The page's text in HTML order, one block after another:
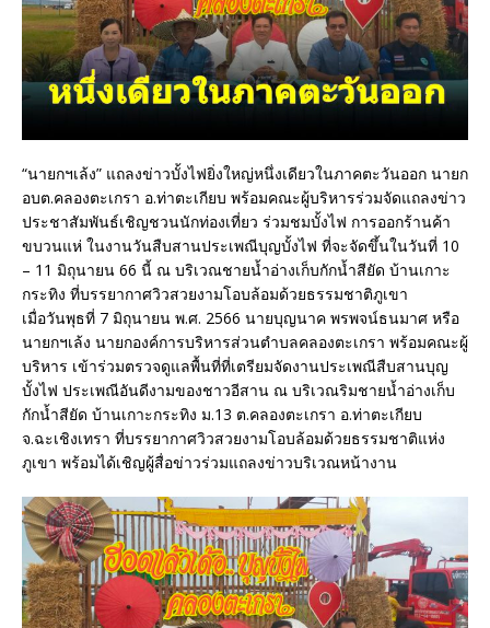
“นายกฯเล้ง” แถลงข่าวบั้งไฟยิ่งใหญ่หนึ่งเดียวในภาคตะวันออก นายก
อบต.คลองตะเกรา อ.ท่าตะเกียบ พร้อมคณะผู้บริหารร่วมจัดแถลงข่าว
ประชาสัมพันธ์เชิญชวนนักท่องเที่ยว ร่วมชมบั้งไฟ การออกร้านค้า
ขบวนแห่ ในงานวันสืบสานประเพณีบุญบั้งไฟ ที่จะจัดขึ้นในวันที่ 10
– 11 มิถุนายน 66 นี้ ณ บริเวณชายน้ำอ่างเก็บกักน้ำสียัด บ้านเกาะ
กระทิง ที่บรรยากาศวิวสวยงามโอบล้อมด้วยธรรมชาติภูเขา
เมื่อวันพุธที่ 7 มิถุนายน พ.ศ. 2566 นายบุญนาค พรพจน์ธนมาศ หรือ
นายกฯเล้ง นายกองค์การบริหารส่วนตำบลคลองตะเกรา พร้อมคณะผู้
บริหาร เข้าร่วมตรวจดูแลพื้นที่ที่เตรียมจัดงานประเพณีสืบสานบุญ
บั้งไฟ ประเพณีอันดีงามของชาวอีสาน ณ บริเวณริมชายน้ำอ่างเก็บ
กักน้ำสียัด บ้านเกาะกระทิง ม.13 ต.คลองตะเกรา อ.ท่าตะเกียบ
จ.ฉะเชิงเทรา ที่บรรยากาศวิวสวยงามโอบล้อมด้วยธรรมชาติแห่ง
ภูเขา พร้อมได้เชิญผู้สื่อข่าวร่วมแถลงข่าวบริเวณหน้างาน